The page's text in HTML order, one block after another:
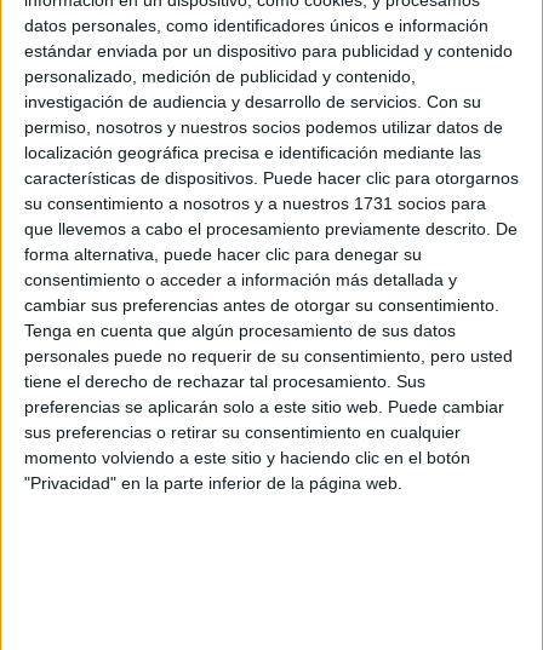
datos personales, como identificadores únicos e información
estándar enviada por un dispositivo para publicidad y contenido
personalizado, medición de publicidad y contenido,
investigación de audiencia y desarrollo de servicios. Con su
permiso, nosotros y nuestros socios podemos utilizar datos de
localización geográfica precisa e identificación mediante las
características de dispositivos. Puede hacer clic para otorgarnos
su consentimiento a nosotros y a nuestros 1731 socios para
que llevemos a cabo el procesamiento previamente descrito. De
forma alternativa, puede hacer clic para denegar su
consentimiento o acceder a información más detallada y
cambiar sus preferencias antes de otorgar su consentimiento.
Tenga en cuenta que algún procesamiento de sus datos
personales puede no requerir de su consentimiento, pero usted
tiene el derecho de rechazar tal procesamiento. Sus
preferencias se aplicarán solo a este sitio web. Puede cambiar
sus preferencias o retirar su consentimiento en cualquier
momento volviendo a este sitio y haciendo clic en el botón
"Privacidad" en la parte inferior de la página web.
clases clases, en el estudio en casa y en la preparación de
los exámenes. Cada crédito ECTS equivale a 25 o 30 horas
de trabajo. Esto lo que permite es poder medir el contenido
de las asignaturas para que este se adapte con el número de
horas aproximadas que el alumno empleará en la asignatura
(no sólo en ir a clases, sino que como digo se tienen en
cuenta también las horas de estudio personal).
En cuanto a la carrera, empezar diciéndote que yo no la he
acabado, pero estoy en 2º de carrera en la Universidad
Politécnica de Madrid y muchos conocidos que la han
acabado o están en proceso de hacerlo me han contado sus
experiencias, así que creo que puedo responder a tus
preguntas.
Sobre lo que me está pareciendo la carrera, puedo decirte
que hay que tomárselo en serio y que es una carrera
bastante dura. Yo he estado a punto de llegar a dejarla
porque esta carrera requiere mucho sacrificio (estoy seguro
de que todas lo requieren, pero creo que esta en concreto
está un peldaño por encima de la mayoría), sin embargo he
conseguido salvar el primer bache y he decidido continuar.